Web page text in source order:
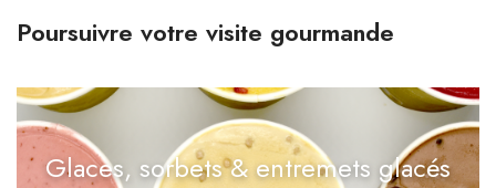
Poursuivre votre visite gourmande
Glaces, sorbets & entremets glacés